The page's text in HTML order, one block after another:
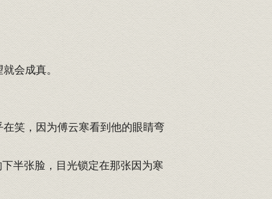
会成真。
笑，因为傅云寒看到他的眼睛弯
半张脸，目光锁定在那张因为寒